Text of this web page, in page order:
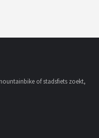
of stadsfiets zoekt,